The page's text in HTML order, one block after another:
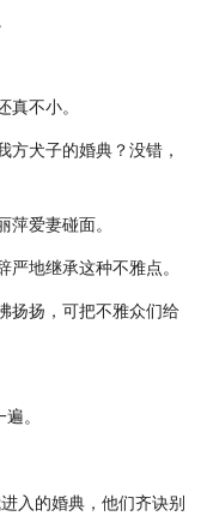
不小。
方犬子的婚典？没错，
爱妻碰面。
地继承这种不雅点。
扬扬，可把不雅众们给
。
入的婚典，他们齐诀别